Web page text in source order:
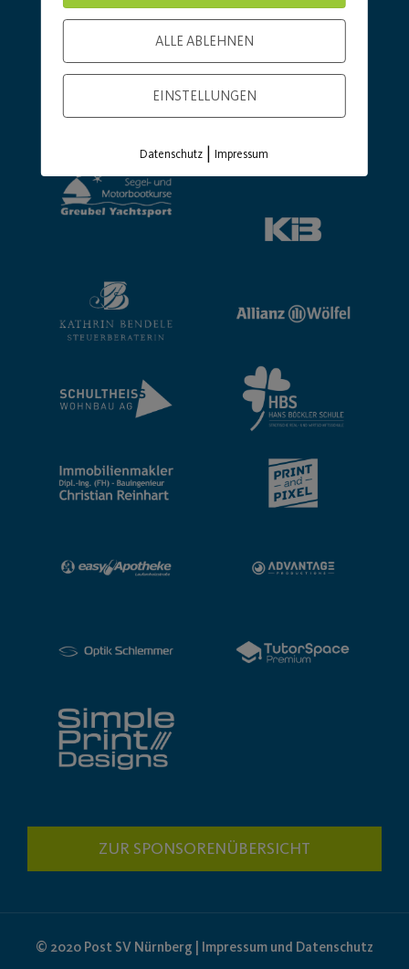
ZUR SPONSORENÜBERSICHT
© 2020 Post SV Nürnberg | Impressum und Datenschutz
ALLE ABLEHNEN
EINSTELLUNGEN
Datenschutz |Impressum